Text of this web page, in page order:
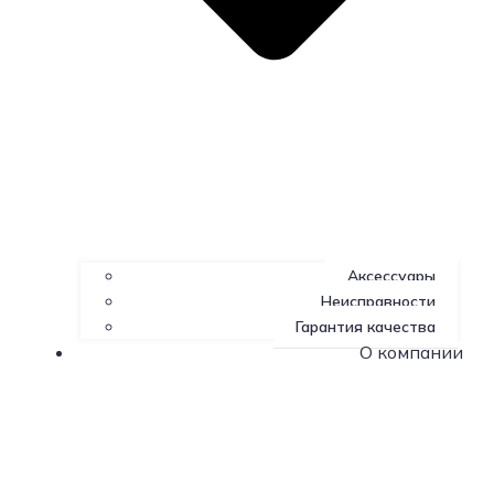
Аксессуары
Неисправности
Гарантия качества
О компании